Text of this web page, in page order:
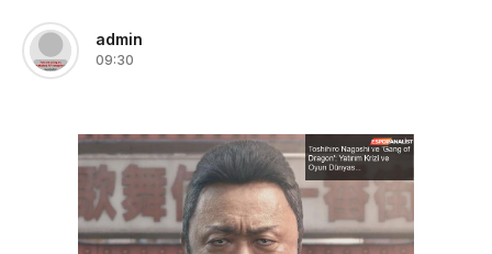
admin
09:30